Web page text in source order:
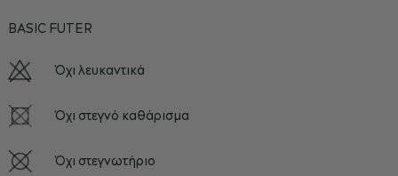
BASIC FUTER
Όχι λευκαντικά
Όχι στεγνό καθάρισμα
Όχι στεγνωτήριο